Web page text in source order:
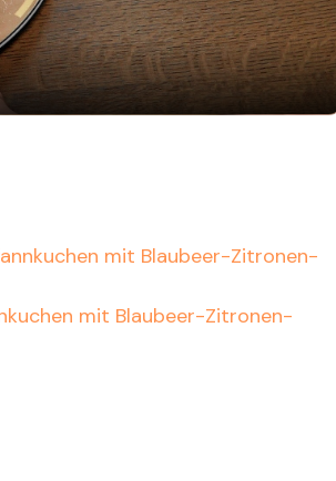
mit Blaubeer-Zitronen-
mit Blaubeer-Zitronen-